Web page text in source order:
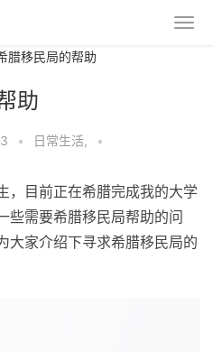
腊移民局的帮助
助
• 日常生活, •
，目前正在希腊完成我的大学
些需要希腊移民局帮助的问
大家介绍下寻求希腊移民局的